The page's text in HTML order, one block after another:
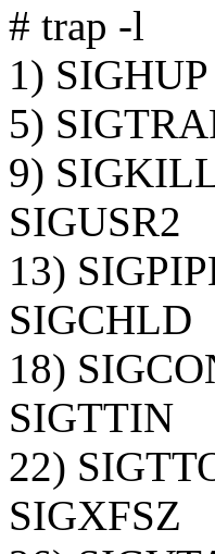
# trap -l
1)
5)
9)
SIGUSR2
13)
SIGCHLD
18)
SIGTTIN
22)
SIGXFSZ